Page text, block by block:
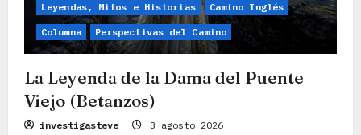
r
a
Leyendas, Mitos e Historias Camino Inglés
Columna Perspectivas del Camino
La Leyenda de la Dama del Puente
Viejo (Betanzos)
investigasteve 3 agosto 2026